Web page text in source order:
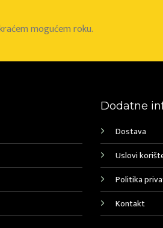
mogućem roku.
Dodatne
Dostava
Uslovi
Politika
Kontakt